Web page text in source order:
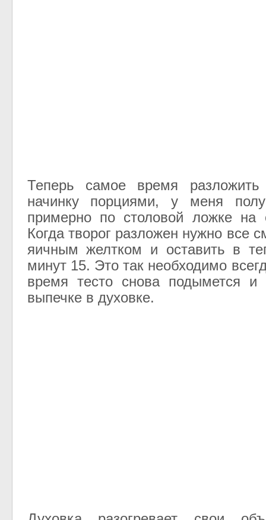
Теперь самое время разложить
начинку порциями, у меня
примерно по столовой ложке на
Когда творог разложен нужно все
яичным желтком и оставить в
минут 15. Это так необходимо
время тесто снова подымется и
выпечке в духовке.